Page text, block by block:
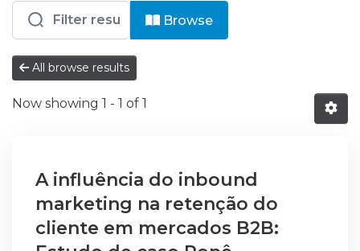
Entities
Browse
All browse results
Now showing 1 - 1 of 1
A influência do inbound
marketing na retenção do
cliente em mercados B2B: